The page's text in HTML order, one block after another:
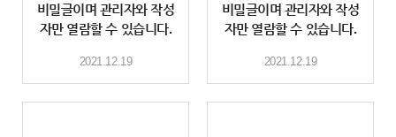
비밀글이며 관리자와 작성
자만 열람할 수 있습니다.
2021.12.19
비밀글이며 관리자와 작성
자만 열람할 수 있습니다.
2021.12.19